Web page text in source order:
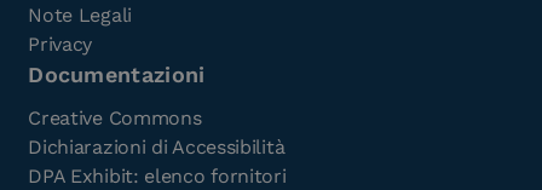
Note Legali
Privacy
Documentazioni
Creative Commons
Dichiarazioni di Accessibilità
DPA Exhibit: elenco fornitori